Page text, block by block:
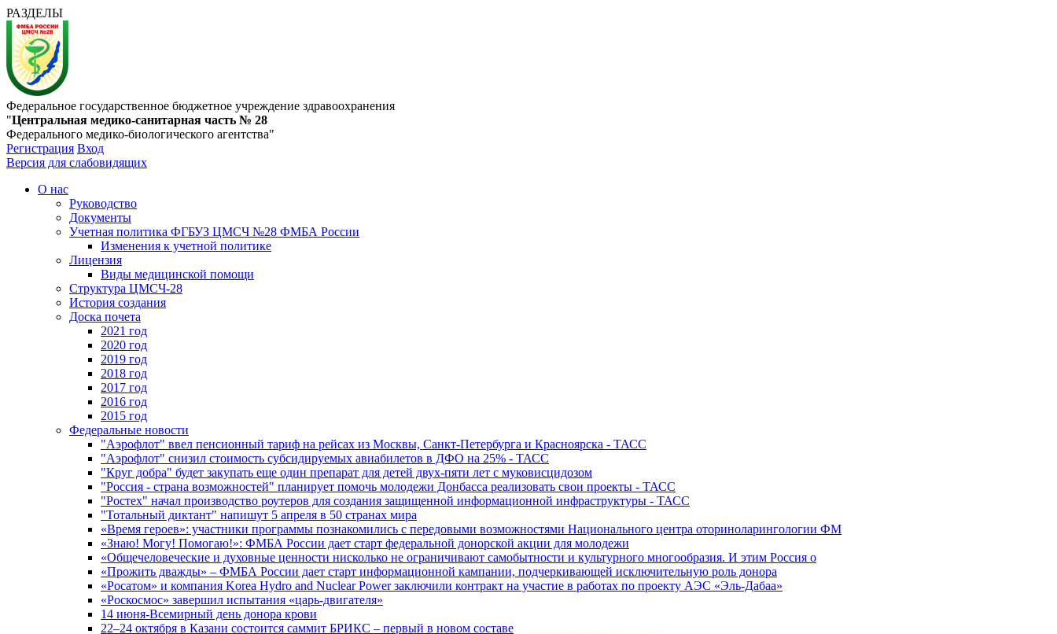
РАЗДЕЛЫ
Федеральное государственное бюджетное учреждение здравоохранения
"Центральная медико-санитарная часть № 28
Федерального медико-биологического агентства"
Регистрация Вход
Версия для слабовидящих
О нас
Руководство
Документы
Учетная политика ФГБУЗ ЦМСЧ №28 ФМБА России
Изменения к учетной политике
Лицензия
Виды медицинской помощи
Структура ЦМСЧ-28
История создания
Доска почета
2021 год
2020 год
2019 год
2018 год
2017 год
2016 год
2015 год
Федеральные новости
"Аэрофлот" ввел пенсионный тариф на рейсах из Москвы, Санкт-Петербурга и Красноярска - ТАСС
"Аэрофлот" снизил стоимость субсидируемых авиабилетов в ДФО на 25% - ТАСС
"Круг добра" будет закупать еще один препарат для детей двух-пяти лет с муковисцидозом
"Россия - страна возможностей" планирует помочь молодежи Донбасса реализовать свои проекты - ТАСС
"Ростех" начал производство роутеров для создания защищенной информационной инфраструктуры - ТАСС
"Тотальный диктант" напишут 5 апреля в 50 странах мира
«Время героев»: участники программы познакомились с передовыми возможностями Национального центра оториноларингологии ФМ
«Знаю! Могу! Помогаю!»: ФМБА России дает старт федеральной донорской акции для молодежи
«Общечеловеческие и духовные ценности нисколько не ограничивают самобытности и культурного многообразия. И этим Россия о
«Прожить дважды» – ФМБА России дает старт информационной кампании, подчеркивающей исключительную роль донора
«Росатом» и компания Korea Hydro and Nuclear Power заключили контракт на участие в работах по проекту АЭС «Эль-Дабаа»
«Роскосмос» завершил испытания «царь-двигателя»
14 июня-Всемирный день донора крови
22–24 октября в Казани состоится саммит БРИКС – первый в новом составе